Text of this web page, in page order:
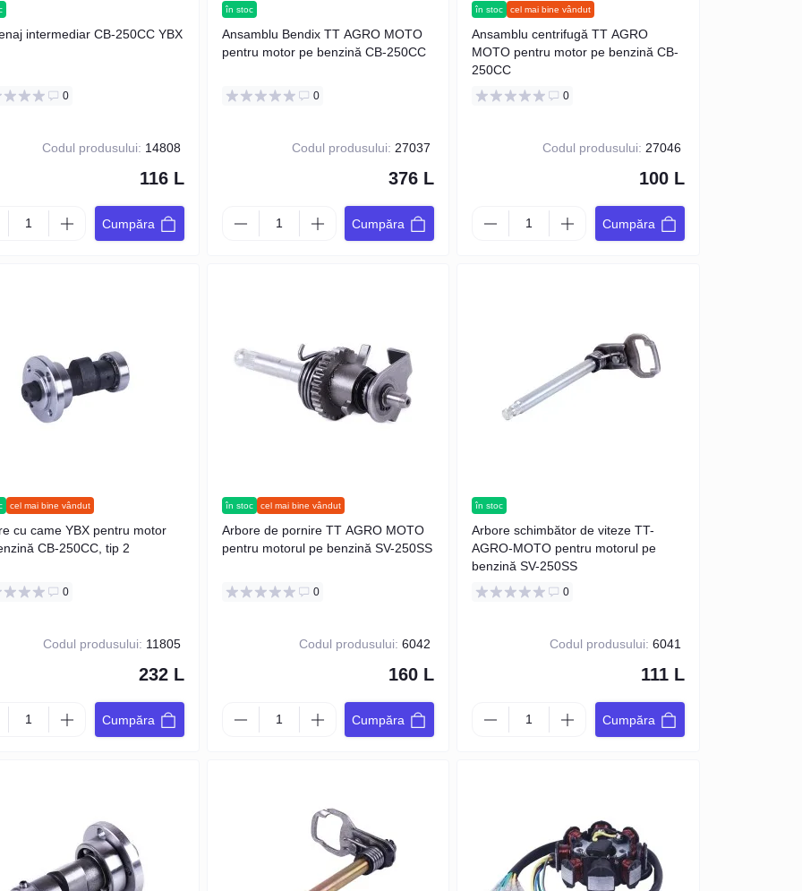
intermediar CB-250CC YBX
0
Codul produsului: 14808
116 L
Cumpăra
în stoc
Ansamblu Bendix TT AGRO MOTO
pentru motor pe benzină CB-250CC
0
Codul produsului: 27037
376 L
Cumpăra
în stoc cel mai bine vândut
Ansamblu centrifugă TT AGRO
MOTO pentru motor pe benzină CB-
250CC
0
Codul produsului: 27046
100 L
Cumpăra
cel mai bine vândut
cu came YBX pentru motor
CB-250CC, tip 2
0
Codul produsului: 11805
232 L
Cumpăra
în stoc cel mai bine vândut
Arbore de pornire TT AGRO MOTO
pentru motorul pe benzină SV-250SS
0
Codul produsului: 6042
160 L
Cumpăra
în stoc
Arbore schimbător de viteze TT-
AGRO-MOTO pentru motorul pe
benzină SV-250SS
0
Codul produsului: 6041
111 L
Cumpăra